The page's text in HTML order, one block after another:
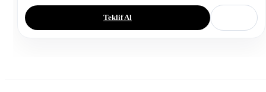
Teklif Al